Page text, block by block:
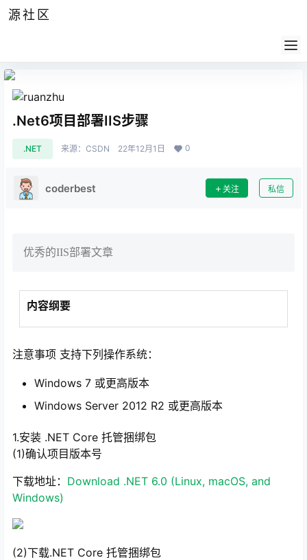
源社区
.Net6项目部署IIS步骤
.NET 来源： CSDN 22年12月1日 0
coderbest 关注 私信
优秀的IIS部署文章
内容纲要
注意事项 支持下列操作系统：
Windows 7 或更高版本
Windows Server 2012 R2 或更高版本
1.安装 .NET Core 托管捆绑包
(1)确认项目版本号
下载地址： Download .NET 6.0 (Linux, macOS, and
Windows)
(2)下载.NET Core 托管捆绑包